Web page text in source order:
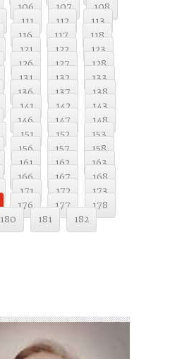
106 107
108
111 112
113
116 117
118
121 122
123
126 127
128
131 132
133
136 137
138
141 142
143
146 147
148
151 152
153
156 157
158
161 162
163
166 167
168
171 172
173
176 177
178
180 181 182